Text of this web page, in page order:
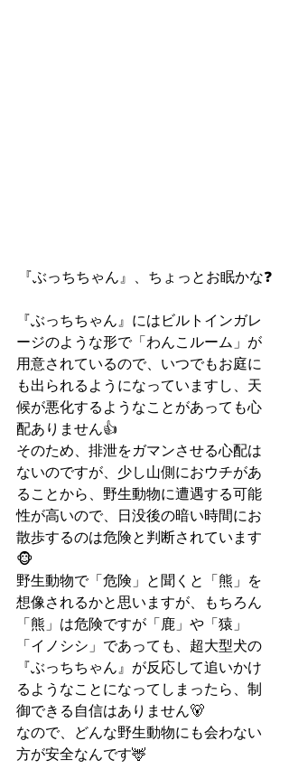
『ぶっちちゃん』、ちょっとお眠かな❓
『ぶっちちゃん』にはビルトインガレ
ージのような形で「わんこルーム」が
用意されているので、いつでもお庭に
も出られるようになっていますし、天
候が悪化するようなことがあっても心
配ありません👍
そのため、排泄をガマンさせる心配は
ないのですが、少し山側におウチがあ
ることから、野生動物に遭遇する可能
性が高いので、日没後の暗い時間にお
散歩するのは危険と判断されています
🐵
野生動物で「危険」と聞くと「熊」を
想像されるかと思いますが、もちろん
「熊」は危険ですが「鹿」や「猿」
「イノシシ」であっても、超大型犬の
『ぶっちちゃん』が反応して追いかけ
るようなことになってしまったら、制
御できる自信はありません🐻
なので、どんな野生動物にも会わない
方が安全なんです🦌